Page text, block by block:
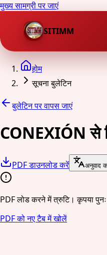
मुख्य सामग्री पर जाएं
SITIMM
होम
सूचना बुलेटिन
बुलेटिन पर वापस जाएं
CONEXIÓN से
PDF डाउनलोड करें अनुवाद
PDF लोड करने में त्रुटि। कृपया
PDF को नए टैब में खोलें